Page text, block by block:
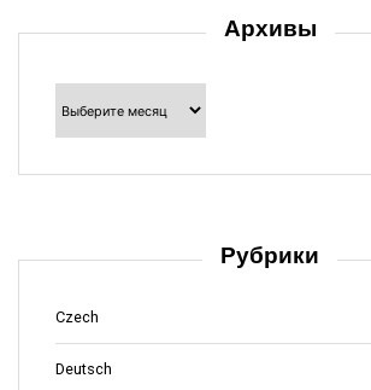
Архивы
Архивы
Рубрики
Czech
Deutsch